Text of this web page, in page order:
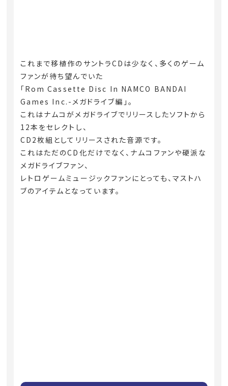
これまで移植作のサントラCDは少なく、多くのゲーム
ファンが待ち望んでいた
「Rom Cassette Disc In NAMCO BANDAI
Games Inc.-メガドライブ編」。
これはナムコがメガドライブでリリースしたソフトから
12本をセレクトし、
CD2枚組としてリリースされた音源です。
これはただのCD化だけでなく、ナムコファンや硬派な
メガドライブファン、
レトロゲームミュージックファンにとっても、マストハ
ブのアイテムとなっています。